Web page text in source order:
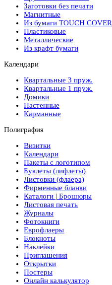
Заготовки без печати
Магнитные
Из бумаги TOUCH COVER
Пластиковые
Металлические
Из крафт бумаги
Календари
Квартальные 3 пруж.
Квартальные 1 пруж.
Домики
Настенные
Карманные
Полиграфия
Визитки
Календари
Пакеты с логотипом
Буклеты (лифлеты)
Листовки (флаера)
Фирменные бланки
Каталоги | Брошюры
Листовая печать
Журналы
Фотокниги
Еврофлаеры
Блокноты
Наклейки
Приглашения
Открытки
Постеры
Онлайн калькулятор